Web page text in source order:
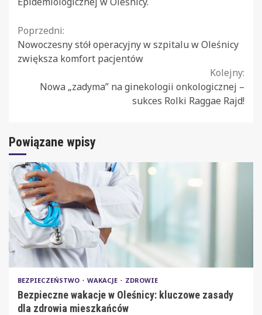
Continue
Reading
Poprzedni:
Nowoczesny stół operacyjny w szpitalu w Oleśnicy
zwiększa komfort pacjentów
Kolejny:
Nowa „zadyma” na ginekologii onkologicznej –
sukces Rolki Raggae Rajd!
Powiązane wpisy
BEZPIECZEŃSTWO WAKACJE ZDROWIE
Bezpieczne wakacje w Oleśnicy: kluczowe zasady
dla zdrowia mieszkańców